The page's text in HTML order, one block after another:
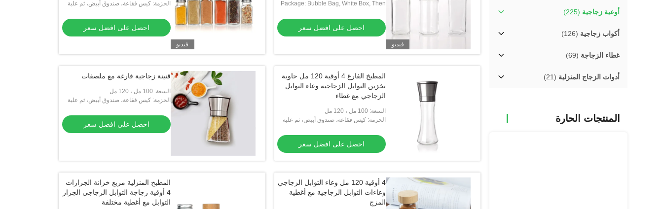
أوعية زجاجية (225)
أكواب زجاجية (126)
غطاء الزجاجة (69)
أدوات الزجاج المنزلية (21)
المنتجات الحارة
فيديو
Package: Bubble Bag, White Box, Then
احصل على افضل سعر
فيديو
الحزمة: كيس فقاعة، صندوق أبيض، ثم علبة
احصل على افضل سعر
المطبخ الفارغ 4 أوقية 120 مل حاوية
تخزين التوابل الزجاجية وعاء التوابل
الزجاجي مع غطاء
السعة: 100 مل ، 120 مل
الحزمة: كيس فقاعة، صندوق أبيض، ثم علبة
احصل على افضل سعر
قنينة زجاجية فارغة مع ملصقات
السعة: 100 مل ، 120 مل
الحزمة: كيس فقاعة، صندوق أبيض، ثم علبة
احصل على افضل سعر
4 أوقية 120 مل وعاء التوابل الزجاجي
وعاءات التوابل الزجاجية مع أغطية
المزج
المطبخ المنزلية مربع خزانة الجرارات
4 أوقية زجاجة التوابل الزجاجي الجرار
التوابل مع أغطية مختلفة